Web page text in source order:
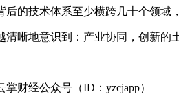
后的技术体系至少横跨几十个领域
清晰地意识到：产业协同，创新的
财经公众号（ID：yzcjapp）